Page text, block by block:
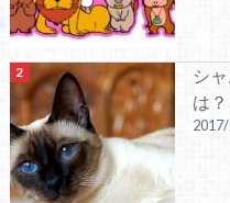
シ
は？